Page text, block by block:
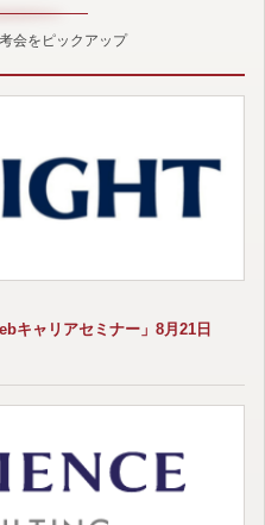
会をピックアップ
キャリアセミナー」8月21日